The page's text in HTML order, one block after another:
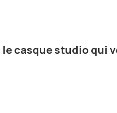
le casque studio qui